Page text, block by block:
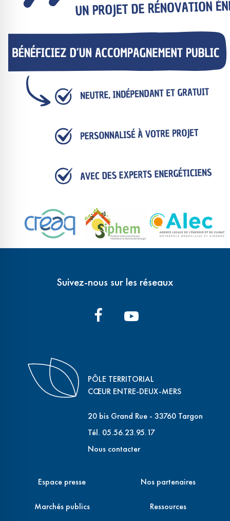
Suivez-nous sur les réseaux
PÔLE TERRITORIAL
CŒUR ENTRE-DEUX-MERS
20 bis Grand Rue - 33760 Targon
Tél. 05.56.23.95.17
Nous contacter
Espace presse
Marchés publics
Nos partenaires
Ressources